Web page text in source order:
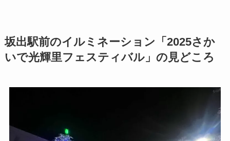
坂出駅前のイルミネーション「2025さか
いで光輝里フェスティバル」の見どころ